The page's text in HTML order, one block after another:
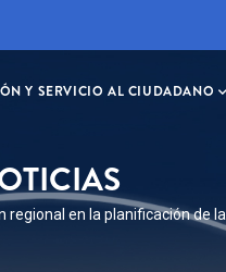
Y SERVICIO AL CIUDADANO
en la planificación de la